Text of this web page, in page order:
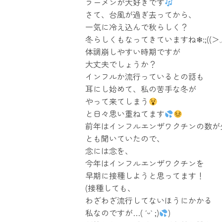
さて、台風が過ぎ去ってから、
一気に冷え込んで秋らしく？
冬らしくもなってきていますね❄:;((＞
体調崩しやすい時期ですが
大丈夫でしょうか？
インフルか流行っているとの話も
耳にし始めて、私の苦手な冬が
やって来てしまう
と日々思い重ねてます
前年はインフルエンザワクチンの数
とも聞いていたので、
念には念を、
今年はインフルエンザワクチンを
早期に接種しようと思ってます！
(接種しても、
わざわざ流行してないほうにかかる
私なのですが…( ˊᵕˋ ;)
)